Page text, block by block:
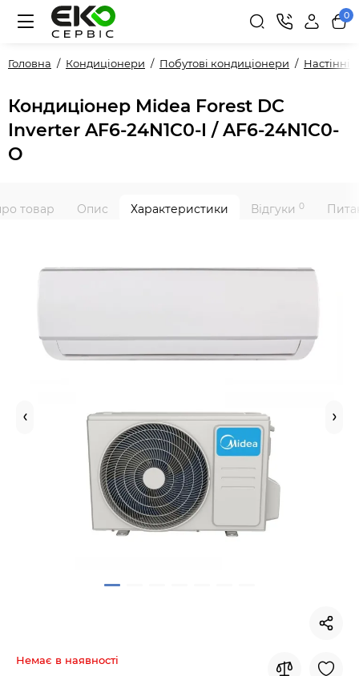
0
Головна Кондиціонери Побутові кондиціонери Настінні
Кондиціонер Midea Forest DC
Inverter AF6-24N1C0-I / AF6-24N1C0-
O
товар Опис Характеристики Відгуки 0
Немає в наявності